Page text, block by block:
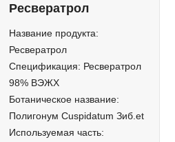
Ресвератрол
Название продукта:
Ресвератрол
Спецификация: Ресвератрол
98% ВЭЖХ
Ботаническое название:
Полигонум Cuspidatum Зиб.et
Используемая часть: